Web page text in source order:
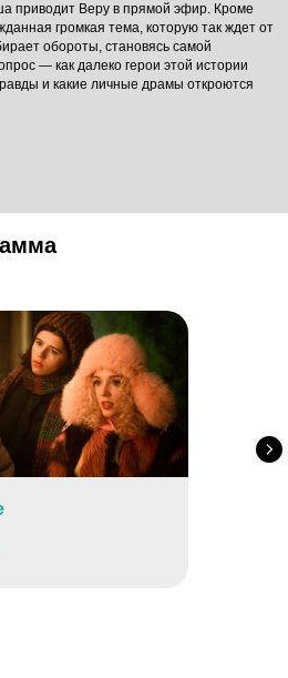
приводит Веру в прямой эфир. Кроме
громкая тема, которую так ждет от
обороты, становясь самой
— как далеко герои этой истории
и какие личные драмы откроются
данных